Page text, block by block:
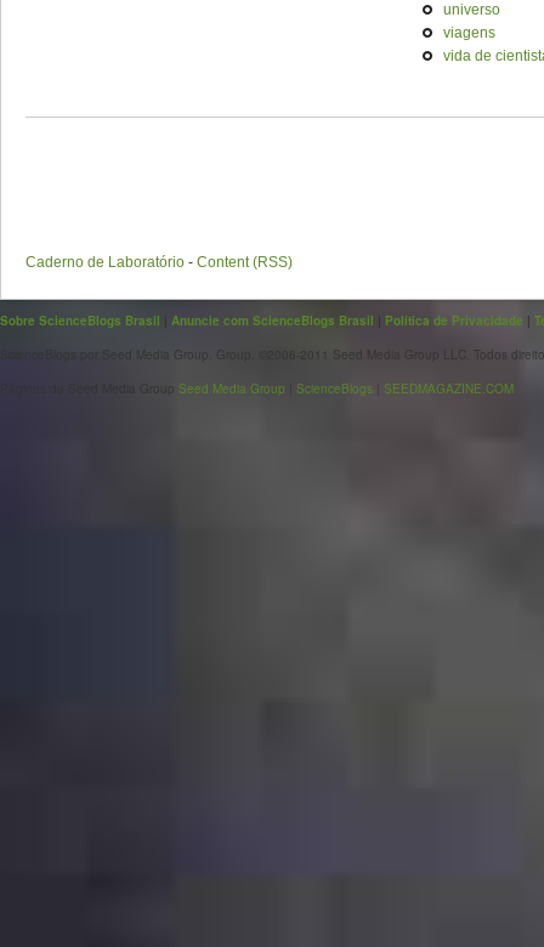
universo
viagens
vida de
Caderno de Laboratório - Content (RSS)
Sobre ScienceBlogs Brasil Anuncie com ScienceBlogs Brasil Política de Privacidade |
ScienceBlogs por Seed Media Group. Group. ©2006-2011 Seed Media Group LLC. Todos
Páginas da Seed Media Group Seed Media Group ScienceBlogs SEEDMAGAZINE.COM